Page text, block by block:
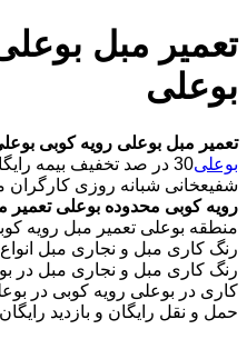
تعمیر مبل
بوعلی
تعمیر مبل بوعلی رویه کوبی
بوعلی
شفیعخانی شبانه روزی
رویه کوبی محدوده بوعلی تعمیر
منطقه بوعلی تعمیر مبل رویه
رنگ کاری مبل و نجاری مبل
رنگ کاری مبل و نجاری مبل در
کاری در بوعلی رویه کوبی در
حمل و نقل رایگان و بازدید